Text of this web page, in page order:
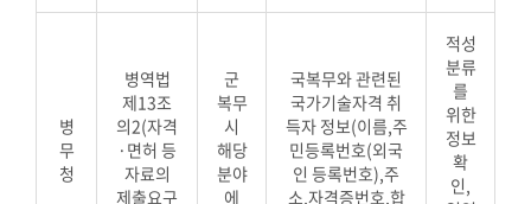
병
무
청
병역법
제13조
의2(자격
·면허 등
자료의
제출요구
군
복무
시
해당
분야
에
국복무와 관련된
국가기술자격 취
득자 정보(이름,주
민등록번호(외국
인 등록번호),주
소,자격증번호,합
적성
분류
를
위한
정보
확
인,